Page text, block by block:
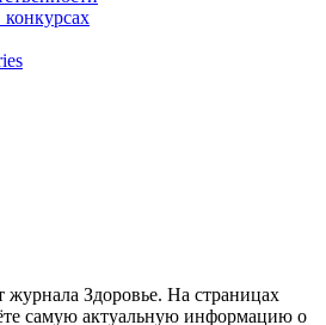
Здоровье. На страницах
самую актуальную информацию о